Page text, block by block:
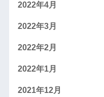
2022年4月
2022年3月
2022年2月
2022年1月
2021年12月